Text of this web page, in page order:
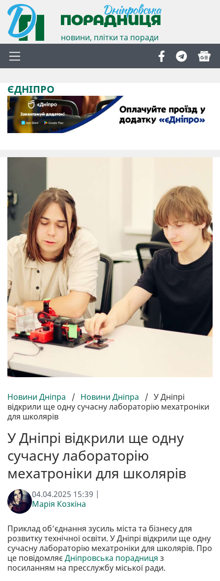
новини, плітки та поради
ЄДНІПРО
Новини Дніпра / Новини Дніпра / У Дніпрі
відкрили ще одну сучасну лабораторію мехатроніки
для школярів
У Дніпрі відкрили ще одну
сучасну лабораторію
мехатроніки для школярів
04.04.2025 15:39 |
Марія Козкіна
Приклад об’єднання зусиль міста та бізнесу для
розвитку технічної освіти. У Дніпрі відкрили ще одну
сучасну лабораторію мехатроніки для школярів. Про
це повідомляєДніпровська порадниця з
посиланням на пресслужбу міської ради.